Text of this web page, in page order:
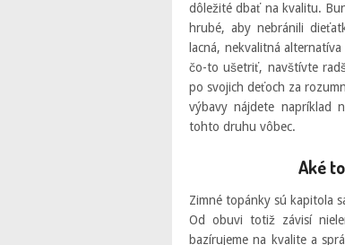
dôležité dbať na kvalitu.
hrubé, aby nebránili
lacná, nekvalitná
čo-to ušetriť, navštívte
po svojich deťoch za
výbavy nájdete napríklad
tohto druhu vôbec.
Aké
Zimné topánky sú kapitola
Od obuvi totiž závisí
bazírujeme na kvalite a